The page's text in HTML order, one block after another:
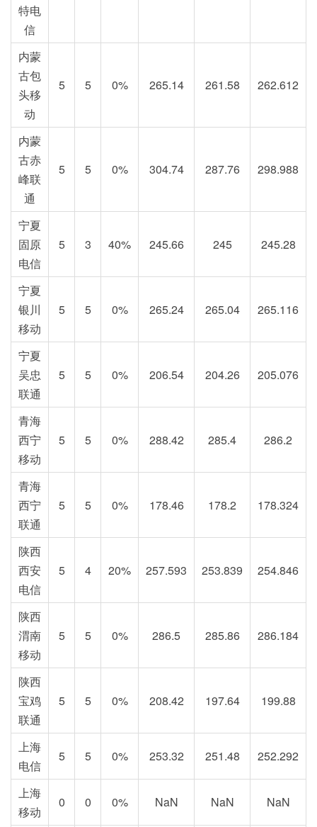
特电
信
内蒙
古包
头移
动
5 5 0% 265.14 261.58 262.612
内蒙
古赤
峰联
通
5 5 0% 304.74 287.76 298.988
宁夏
固原
电信
5 3 40% 245.66 245 245.28
宁夏
银川
移动
5 5 0% 265.24 265.04 265.116
宁夏
吴忠
联通
5 5 0% 206.54 204.26 205.076
青海
西宁
移动
5 5 0% 288.42 285.4 286.2
青海
西宁
联通
5 5 0% 178.46 178.2 178.324
陕西
西安
电信
5 4 20% 257.593 253.839 254.846
陕西
渭南
移动
5 5 0% 286.5 285.86 286.184
陕西
宝鸡
联通
5 5 0% 208.42 197.64 199.88
上海
电信
5 5 0% 253.32 251.48 252.292
上海
移动
0 0 0% NaN NaN NaN